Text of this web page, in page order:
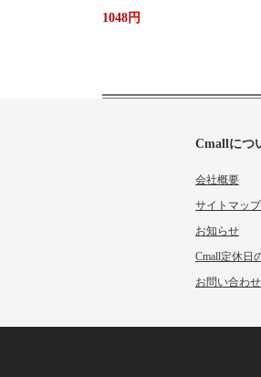
1048円
Cmallにつ
会社概要
サイトマップ
お知らせ
Cmall定休日
お問い合わせ